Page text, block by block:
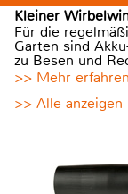
Kleiner
Für die
Garten sind
zu Besen und
>> Mehr erfahren
>> Alle anzeigen